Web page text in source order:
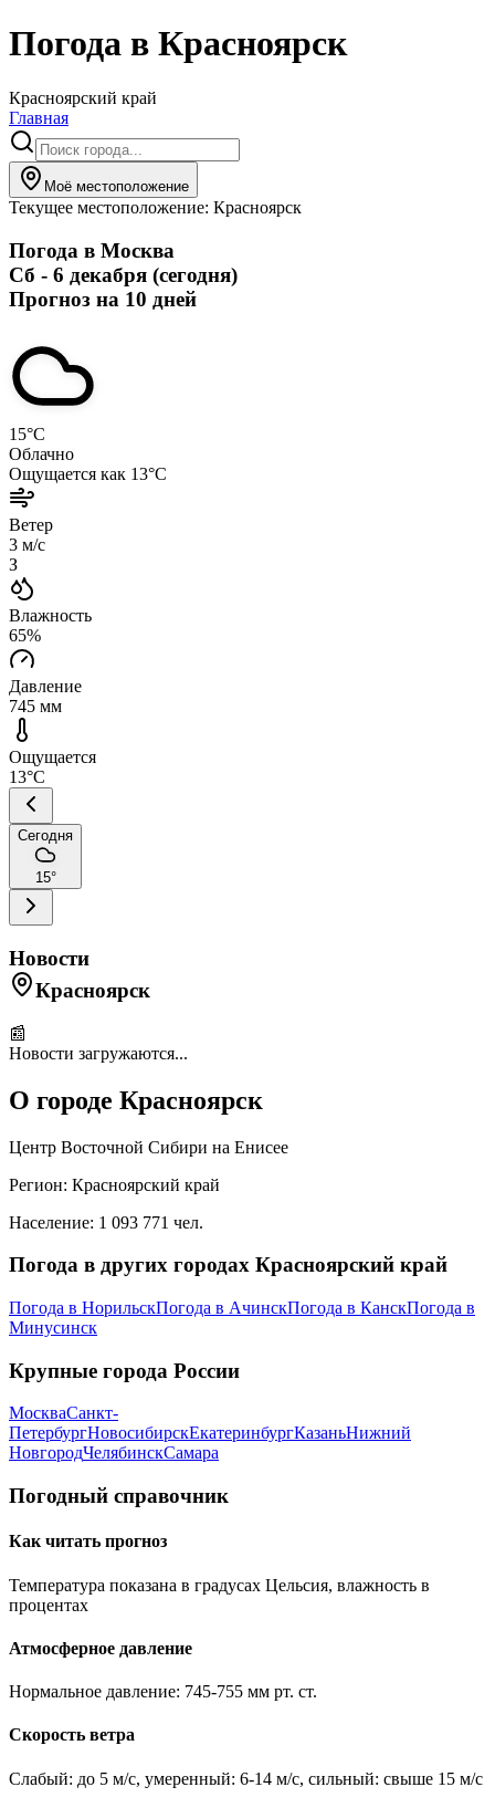
Погода в Красноярск
Красноярский край
Главная
Моё местоположение
Текущее местоположение: Красноярск
Погода в Москва
Сб - 6 декабря (сегодня)
Прогноз на 10 дней
15°C
Облачно
Ощущается как 13°C
Ветер
3 м/с
З
Влажность
65%
Давление
745 мм
Ощущается
13°C
Сегодня
15°
Новости
Красноярск
📰
Новости загружаются...
О городе Красноярск
Центр Восточной Сибири на Енисее
Регион: Красноярский край
Население: 1 093 771 чел.
Погода в других городах Красноярский край
Погода в НорильскПогода в АчинскПогода в КанскПогода в
Минусинск
Крупные города России
МоскваСанкт-
ПетербургНовосибирскЕкатеринбургКазаньНижний
НовгородЧелябинскСамара
Погодный справочник
Как читать прогноз
Температура показана в градусах Цельсия, влажность в
процентах
Атмосферное давление
Нормальное давление: 745-755 мм рт. ст.
Скорость ветра
Слабый: до 5 м/с, умеренный: 6-14 м/с, сильный: свыше 15 м/с